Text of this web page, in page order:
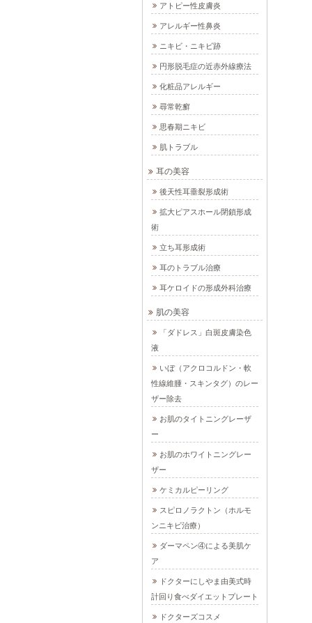
アトピー性皮膚炎
アレルギー性鼻炎
ニキビ・ニキビ跡
円形脱毛症の近赤外線療法
化粧品アレルギー
尋常乾癬
思春期ニキビ
肌トラブル
耳の美容
後天性耳垂裂形成術
拡大ピアスホール閉鎖形成
術
立ち耳形成術
耳のトラブル治療
耳ケロイドの形成外科治療
肌の美容
「ダドレス」白斑皮膚染色
液
いぼ（アクロコルドン・軟
性線維腫・スキンタグ）のレー
ザー除去
お肌のタイトニングレーザ
ー
お肌のホワイトニングレー
ザー
ケミカルピーリング
スピロノラクトン（ホルモ
ンニキビ治療）
ダーマペン④による美肌ケ
ア
ドクターにしやま由美式時
計回り食べダイエットプレート
ドクターズコスメ